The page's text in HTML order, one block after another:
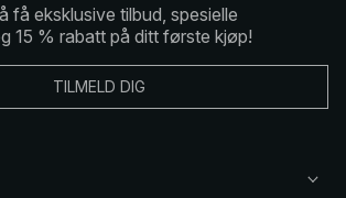
få eksklusive tilbud, spesielle
15 % rabatt på ditt første kjøp!
TILMELD DIG